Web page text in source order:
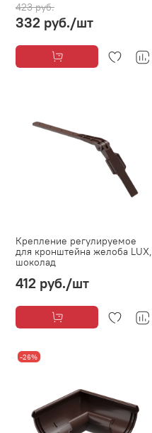
423 руб.
332 руб./шт
Крепление регулируемое
для кронштейна желоба LUX,
шоколад
412 руб./шт
-26%